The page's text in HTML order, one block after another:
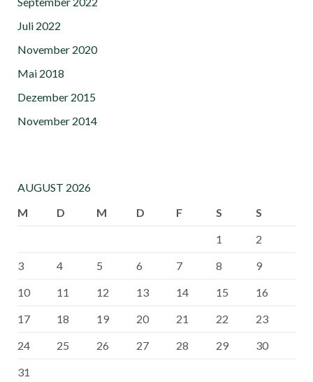
Juli 2022
November 2020
Mai 2018
Dezember 2015
November 2014
AUGUST 2026
M
D M D F S
S
1
2
3
4 5 6 7 8
9
10
11 12 13 14 15
16
17
18 19 20 21 22
23
24
25 26 27 28 29
30
31